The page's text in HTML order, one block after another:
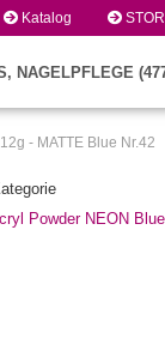
Katalog
NAGELPFLEGE
- MATTE Blue Nr.42